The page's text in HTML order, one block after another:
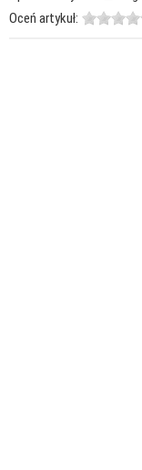
Oceń artykuł: